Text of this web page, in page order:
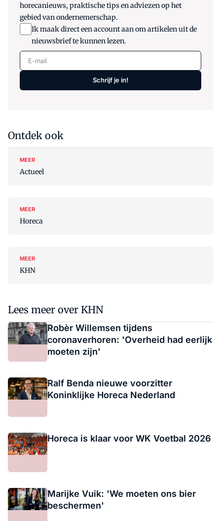
horecanieuws, praktische tips en adviezen op het
gebied van ondernemerschap.
Ik maak direct een account aan om artikelen uit de
nieuwsbrief te kunnen lezen.
E-mail
Schrijf je in!
Ontdek ook
MEER
Actueel
MEER
Horeca
MEER
KHN
Lees meer over KHN
Robèr Willemsen tijdens
coronaverhoren: 'Overheid had eerlijk
moeten zijn'
Ralf Benda nieuwe voorzitter
Koninklijke Horeca Nederland
Horeca is klaar voor WK Voetbal 2026
Marijke Vuik: 'We moeten ons bier
beschermen'